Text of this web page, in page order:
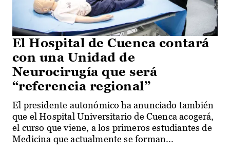
El Hospital de Cuenca contará
con una Unidad de
Neurocirugía que será
“referencia regional”
El presidente autonómico ha anunciado también
que el Hospital Universitario de Cuenca acogerá,
el curso que viene, a los primeros estudiantes de
Medicina que actualmente se forman...